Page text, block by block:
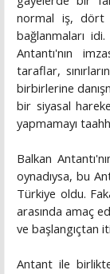
normal iş, dört
bağlanmaları
Antantı'nın
taraflar,
birbirlerine
bir siyasal
yapmamayı
Balkan
oynadıysa, bu
Türkiye oldu.
arasında amaç
ve başlangıçtan
Antant ile